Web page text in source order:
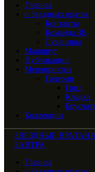
Главная
о Звездных вратах
Контакты
Команда ЗВ
Сувениры
Маршрут
Публикации
Мероприятия
Галерии
Грид
Кладка
Коллекции
ЗВЕЗДНЫЕ ВРАТА
ЗАВТРА
Главная